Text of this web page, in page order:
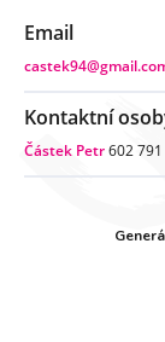
Email
Kontaktní
Částek Petr602 791